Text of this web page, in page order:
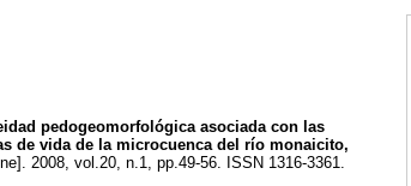
pedogeomorfológica asociada con las
de vida de la microcuenca del río monaicito,
2008, vol.20, n.1, pp.49-56. ISSN 1316-3361.